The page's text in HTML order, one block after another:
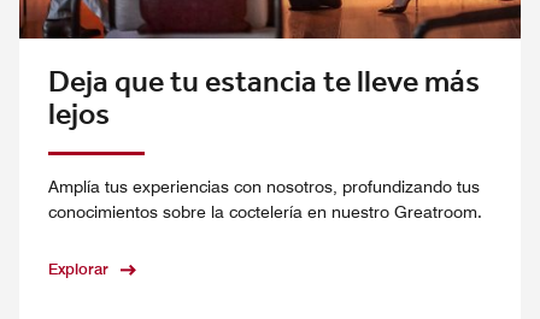
Deja que tu estancia te lleve más
lejos
Amplía tus experiencias con nosotros, profundizando tus
conocimientos sobre la coctelería en nuestro Greatroom.
Explorar